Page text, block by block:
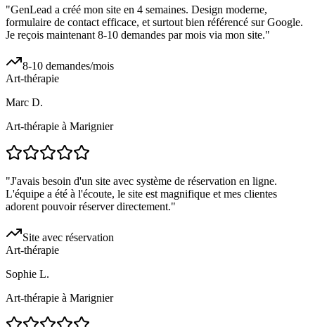
"GenLead a créé mon site en 4 semaines. Design moderne,
formulaire de contact efficace, et surtout bien référencé sur Google.
Je reçois maintenant 8-10 demandes par mois via mon site."
8-10 demandes/mois
Art-thérapie
Marc D.
Art-thérapie à Marignier
"J'avais besoin d'un site avec système de réservation en ligne.
L'équipe a été à l'écoute, le site est magnifique et mes clientes
adorent pouvoir réserver directement."
Site avec réservation
Art-thérapie
Sophie L.
Art-thérapie à Marignier